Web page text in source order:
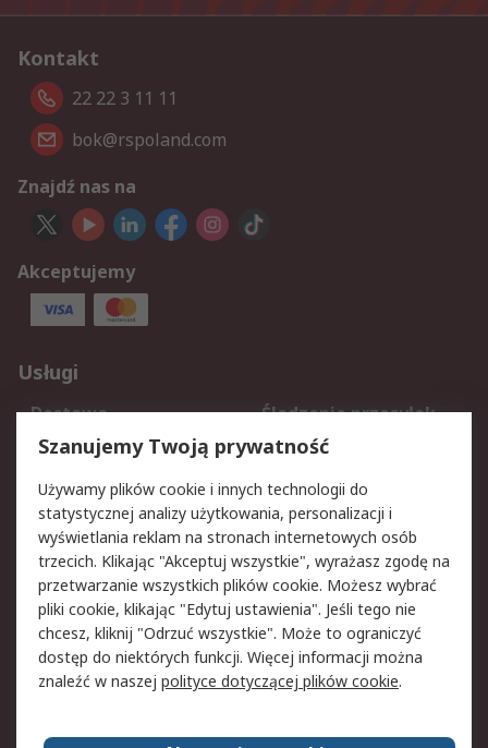
Kontakt
22 22 3 11 11
bok@rspoland.com
Znajdź nas na
Akceptujemy
Usługi
Dostawa
Śledzenie przesyłek
Reklamacje i zwroty
Rejestracja
Aspekty prawne
Bezpieczeństwo e-
maila
Polityka dotycząca
plików cookie
Polityka prywatności
Użytkowanie witryny
Zastrzeżenia prawne
Warunki Sprzedaży
Szanujemy Twoją prywatność
Używamy plików cookie i innych technologii do
statystycznej analizy użytkowania, personalizacji i
wyświetlania reklam na stronach internetowych osób
trzecich. Klikając "Akceptuj wszystkie", wyrażasz zgodę na
przetwarzanie wszystkich plików cookie. Możesz wybrać
pliki cookie, klikając "Edytuj ustawienia". Jeśli tego nie
chcesz, kliknij "Odrzuć wszystkie". Może to ograniczyć
dostęp do niektórych funkcji. Więcej informacji można
znaleźć w naszej polityce dotyczącej plików cookie.